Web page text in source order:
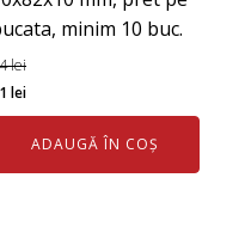
minim 10 buc.
lei
leiPrețul
curent
este:
21 lei.
ADAUGĂ ÎN COȘ